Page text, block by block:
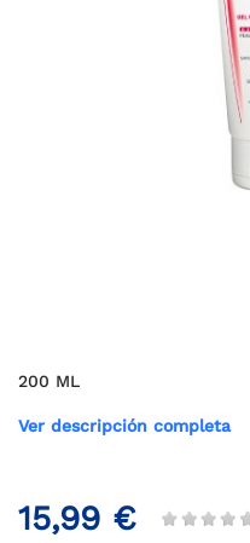
200 ML
Ver descripción completa
15,99 €